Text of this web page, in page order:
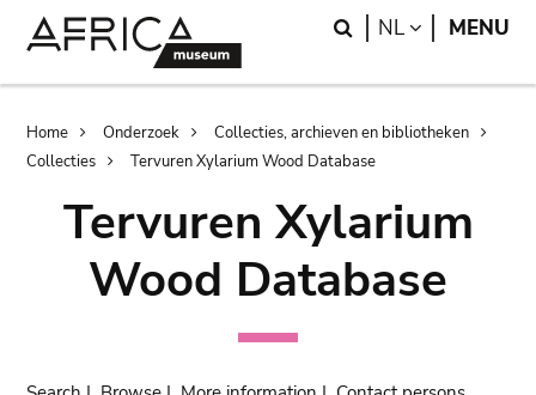
Search
NL LANGUAGE
MENU
Breadcrumb
Home Onderzoek
Collecties, archieven en bibliotheken
Collecties
Tervuren Xylarium Wood Database
Tervuren Xylarium
Wood Database